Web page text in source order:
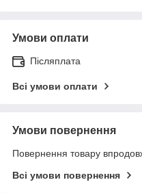
Умови оплати
Післяплата
Всі умови оплати
Умови повернення
Повернення товару
Всі умови повернення